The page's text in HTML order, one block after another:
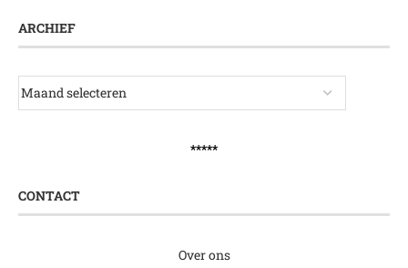
ARCHIEF
*****
CONTACT
Over ons